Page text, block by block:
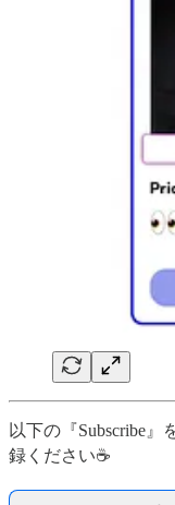
以下の『Subscribe
録ください☕